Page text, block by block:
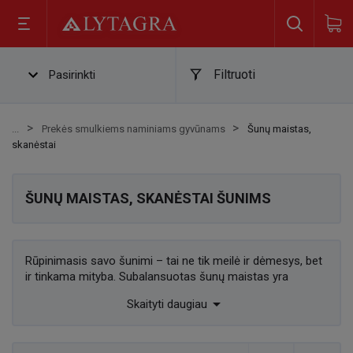
Pasirinkti Filtruoti
Prekės smulkiems naminiams gyvūnams
Šunų maistas,
skanėstai
ŠUNŲ MAISTAS, SKANĖSTAI ŠUNIMS
Rūpinimasis savo šunimi – tai ne tik meilė ir dėmesys, bet
ir tinkama mityba. Subalansuotas šunų maistas yra
Lytagra.lt asortimente rasite įvairių rūšių ėdalo, pritaikyto
Skaityti daugiau 